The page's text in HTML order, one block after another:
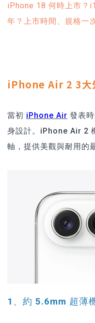
iPhone 18 何時上市？
年？上市時間、規格一
iPhone Air 2 3大
當初 iPhone Air 發表
身設計。iPhone Air 2
軸，提供美觀與耐用的
1、約 5.6mm 超薄